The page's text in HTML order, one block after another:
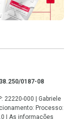
0187-08
22220-000 | Gabriele
Processo:
| As informações